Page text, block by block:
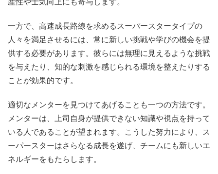
一方で、高速成長路線を求めるスーパースタータイプの
人々を満足させるには、常に新しい挑戦や学びの機会を提
供する必要があります。彼らには無理に見えるような挑戦
を与えたり、知的な刺激を感じられる環境を整えたりする
ことが効果的です。
適切なメンターを見つけてあげることも一つの方法です。
メンターは、上司自身が提供できない知識や視点を持って
いる人であることが望まれます。こうした努力により、ス
ーパースターはさらなる成長を遂げ、チームにも新しいエ
ネルギーをもたらします。